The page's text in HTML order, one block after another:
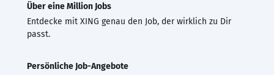
Über eine Million Jobs
Entdecke mit XING genau den Job, der wirklich zu Dir
passt.
Persönliche Job-Angebote